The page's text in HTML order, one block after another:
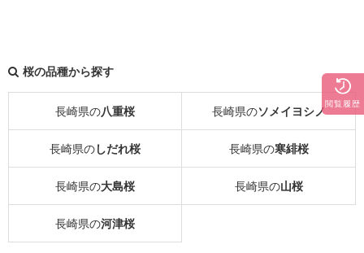
桜の品種から探す
長崎県の八重桜 長崎県のソメイヨシノ
長崎県のしだれ桜 長崎県の寒緋桜
長崎県の大島桜 長崎県の山桜
長崎県の河津桜
閲覧履歴